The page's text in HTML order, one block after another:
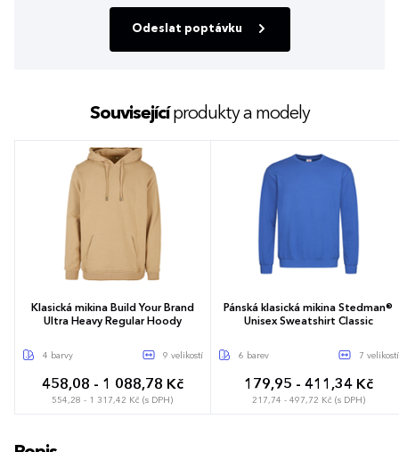
Odeslat poptávku
Souvisejícíprodukty a modely
Klasická mikina Build Your Brand
Ultra Heavy Regular Hoody
4 barvy 9 velikostí
458,08 - 1 088,78 Kč
554,28 - 1 317,42 Kč (s DPH)
Pánská klasická mikina Stedman®
Unisex Sweatshirt Classic
6 barev 7 velikostí
179,95 - 411,34 Kč
217,74 - 497,72 Kč (s DPH)